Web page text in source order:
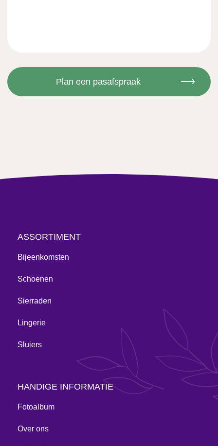
ASSORTIMENT
Bijeenkomsten
Schoenen
Sierraden
Lingerie
Sluiers
HANDIGE INFORMATIE
Fotoalbum
Over ons